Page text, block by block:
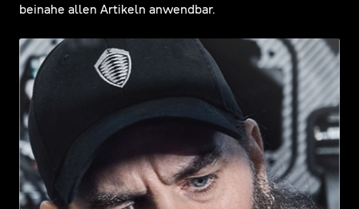
beinahe allen Artikeln anwendbar.